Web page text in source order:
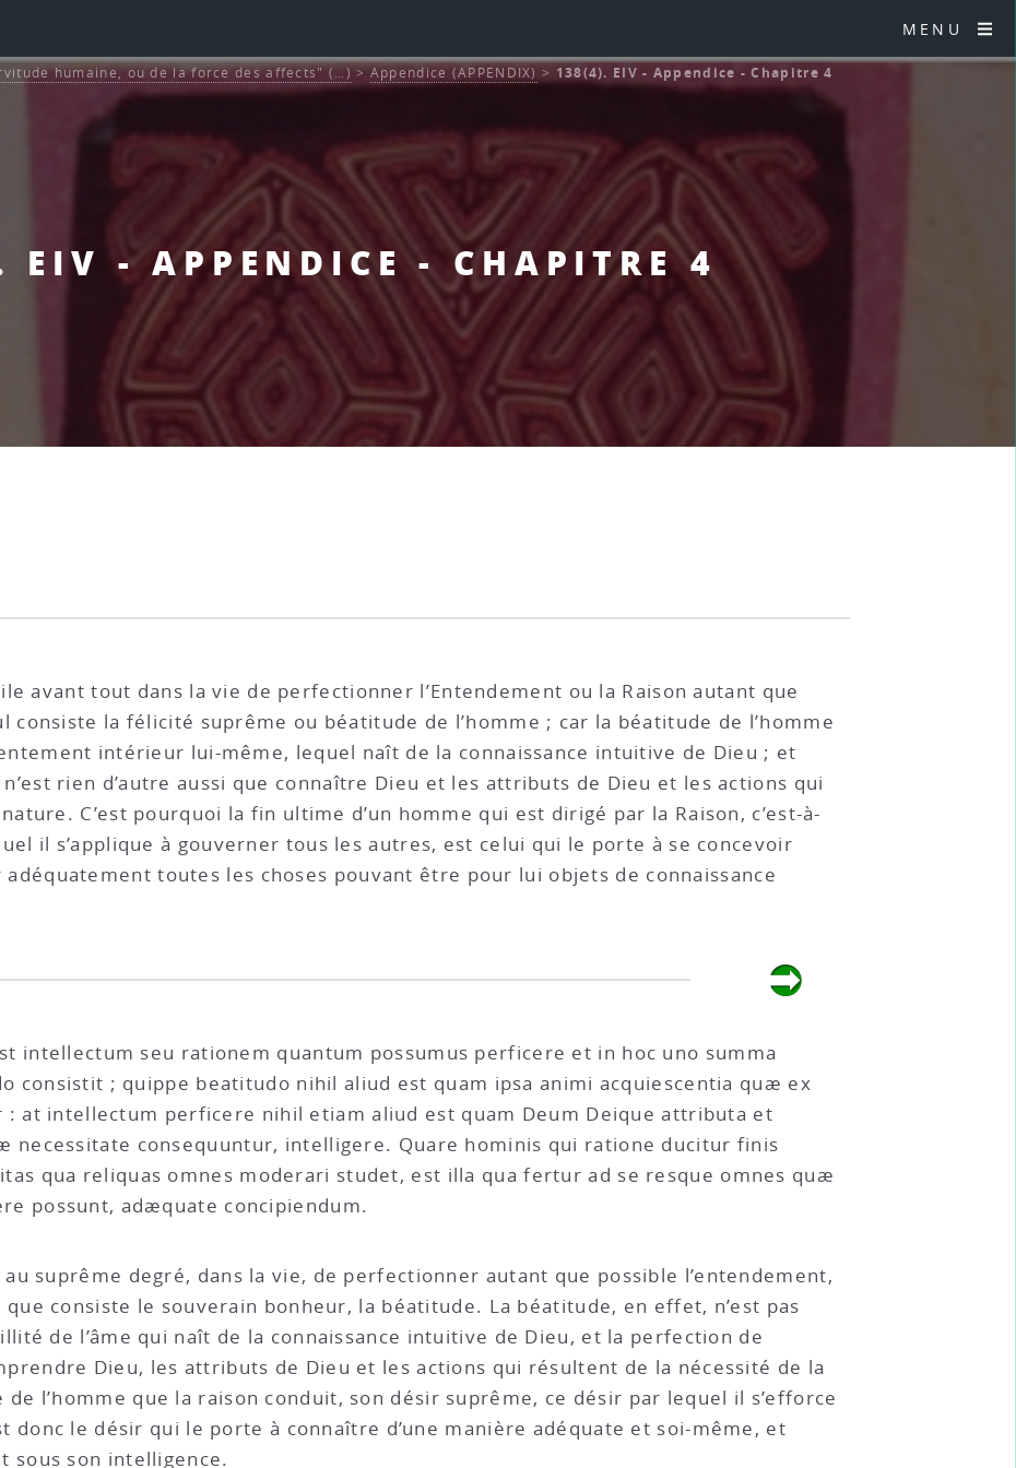
MENU
- APPENDICE - CHAPITRE 4
humaine, ou de la force des affects" (…) > Appendice (APPENDIX) > 138(4). EIV - Appendice - Chapitre 4
avant tout dans la vie de perfectionner l’Entendement ou la Raison autant que
consiste la félicité suprême ou béatitude de l’homme ; car la béatitude de l’homme
intérieur lui-même, lequel naît de la connaissance intuitive de Dieu ; et
rien d’autre aussi que connaître Dieu et les attributs de Dieu et les actions qui
C’est pourquoi la fin ultime d’un homme qui est dirigé par la Raison, c’est-à-
il s’applique à gouverner tous les autres, est celui qui le porte à se concevoir
toutes les choses pouvant être pour lui objets de connaissance
intellectum seu rationem quantum possumus perficere et in hoc uno summa
consistit ; quippe beatitudo nihil aliud est quam ipsa animi acquiescentia quæ ex
at intellectum perficere nihil etiam aliud est quam Deum Deique attributa et
necessitate consequuntur, intelligere. Quare hominis qui ratione ducitur finis
qua reliquas omnes moderari studet, est illa qua fertur ad se resque omnes quæ
possunt, adæquate concipiendum.
suprême degré, dans la vie, de perfectionner autant que possible l’entendement,
que consiste le souverain bonheur, la béatitude. La béatitude, en effet, n’est pas
de l’âme qui naît de la connaissance intuitive de Dieu, et la perfection de
Dieu, les attributs de Dieu et les actions qui résultent de la nécessité de la
l’homme que la raison conduit, son désir suprême, ce désir par lequel il s’efforce
donc le désir qui le porte à connaître d’une manière adéquate et soi-même, et
sous son intelligence.